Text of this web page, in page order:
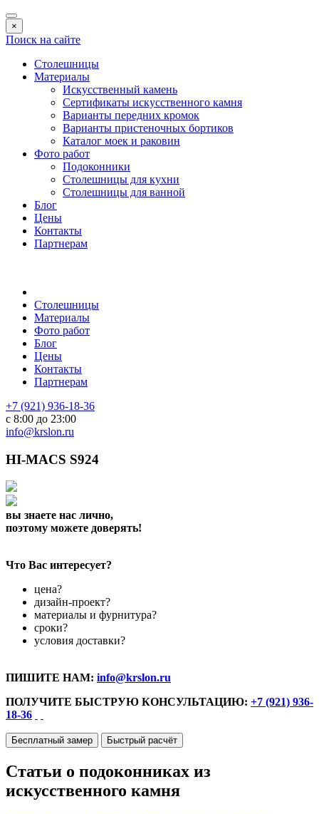
×
Поиск на сайте
Столешницы
Материалы
Искусственный камень
Сертификаты искусственного камня
Варианты передних кромок
Варианты пристеночных бортиков
Каталог моек и раковин
Фото работ
Подоконники
Столешницы для кухни
Столешницы для ванной
Блог
Цены
Контакты
Партнерам
Столешницы
Материалы
Фото работ
Блог
Цены
Контакты
Партнерам
+7 (921) 936-18-36
с 8:00 до 23:00
info@krslon.ru
HI-MACS S924
вы знаете нас лично,
поэтому можете доверять!
Что Вас интересует?
цена?
дизайн-проект?
материалы и фурнитура?
сроки?
условия доставки?
ПИШИТЕ НАМ: info@krslon.ru
ПОЛУЧИТЕ БЫСТРУЮ КОНСУЛЬТАЦИЮ: +7 (921) 936-
18-36
Бесплатный замер Быстрый расчёт
Статьи о подоконниках из
искусственного камня